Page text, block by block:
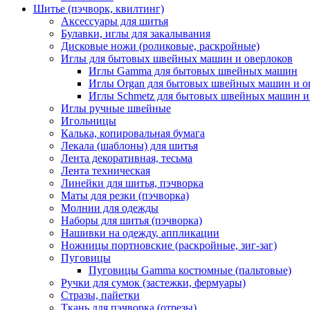
Шитье (пэчворк, квилтинг)
Аксессуары для шитья
Булавки, иглы для закалывания
Дисковые ножи (роликовые, раскройные)
Иглы для бытовых швейных машин и оверлоков
Иглы Gamma для бытовых швейных машин
Иглы Organ для бытовых швейных машин и
Иглы Schmetz для бытовых швейных машин и
Иглы ручные швейные
Игольницы
Калька, копировальная бумага
Лекала (шаблоны) для шитья
Лента декоративная, тесьма
Лента техническая
Линейки для шитья, пэчворка
Маты для резки (пэчворка)
Молнии для одежды
Наборы для шитья (пэчворка)
Нашивки на одежду, аппликации
Ножницы портновские (раскройные, зиг-заг)
Пуговицы
Пуговицы Gamma костюмные (пальтовые)
Ручки для сумок (застежки, фермуары)
Стразы, пайетки
Ткань для пэчворка (отрезы)